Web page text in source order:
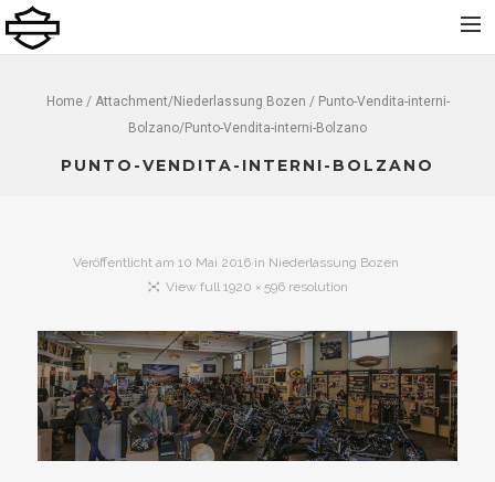
Kontakt
Dolomiti Chapter
Finance
Home/ Attachment/Niederlassung Bozen / Punto-Vendita-interni-
Bolzano/Punto-Vendita-interni-Bolzano
PUNTO-VENDITA-INTERNI-BOLZANO
Veröffentlicht am10 Mai 2016 in Niederlassung Bozen
View full 1920 × 596 resolution